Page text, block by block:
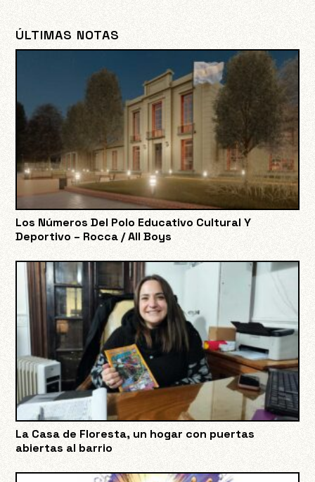
ÚLTIMAS NOTAS
Los Números Del Polo Educativo Cultural Y
Deportivo – Rocca / All Boys
La Casa de Floresta, un hogar con puertas
abiertas al barrio